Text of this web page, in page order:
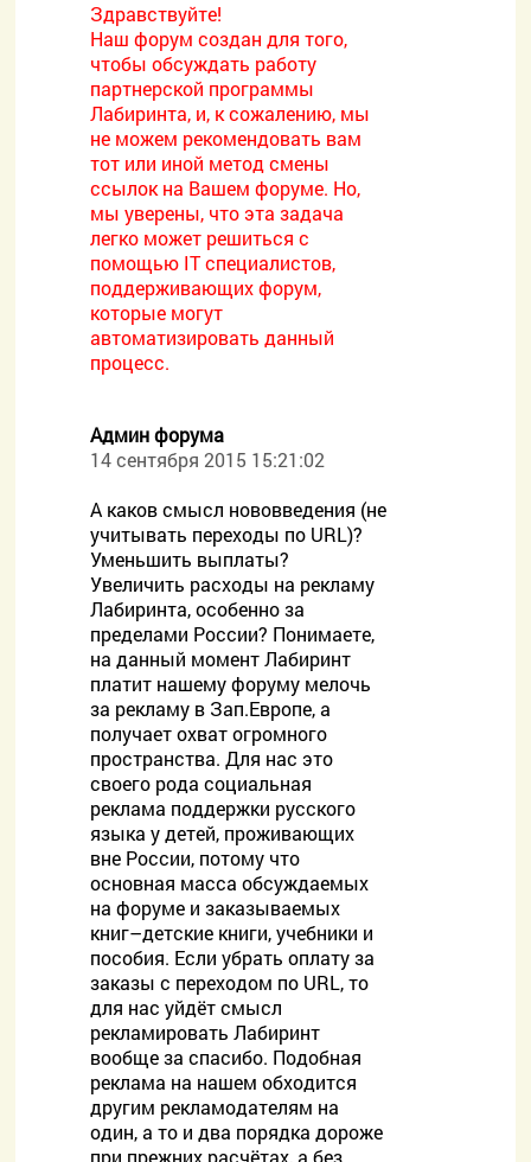
Здравствуйте!
Наш форум создан для того,
чтобы обсуждать работу
партнерской программы
Лабиринта, и, к сожалению, мы
не можем рекомендовать вам
тот или иной метод смены
ссылок на Вашем форуме. Но,
мы уверены, что эта задача
легко может решиться с
помощью IT специалистов,
поддерживающих форум,
которые могут
автоматизировать данный
процесс.
Админ форума
14 сентября 2015 15:21:02
А каков смысл нововведения (не
учитывать переходы по URL)?
Уменьшить выплаты?
Увеличить расходы на рекламу
Лабиринта, особенно за
пределами России? Понимаете,
на данный момент Лабиринт
платит нашему форуму мелочь
за рекламу в Зап.Европе, а
получает охват огромного
пространства. Для нас это
своего рода социальная
реклама поддержки русского
языка у детей, проживающих
вне России, потому что
основная масса обсуждаемых
на форуме и заказываемых
книг–детские книги, учебники и
пособия. Если убрать оплату за
заказы с переходом по URL, то
для нас уйдёт смысл
рекламировать Лабиринт
вообще за спасибо. Подобная
реклама на нашем обходится
другим рекламодателям на
один, а то и два порядка дороже
при прежних расчётах, а без